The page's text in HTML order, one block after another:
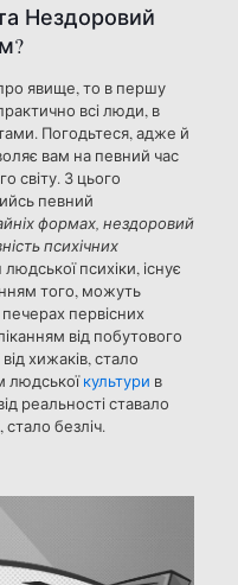
Нездоровий
явище, то в першу
всі люди, в
Погодьтеся, адже й
вам на певний час
світу. З цього
певний
формах, нездоровий
психічних
психіки, існує
того, можуть
первісних
від побутового
хижаків, стало
людськоїкультури в
реальності ставало
стало безліч.